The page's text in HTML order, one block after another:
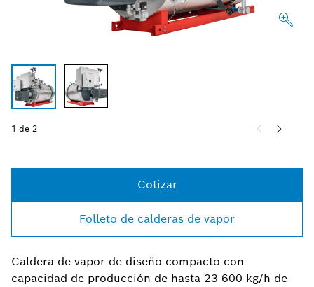
1 de 2
Cotizar
Folleto de calderas de vapor
Caldera de vapor de diseño compacto con
capacidad de producción de hasta 23 600 kg/h de